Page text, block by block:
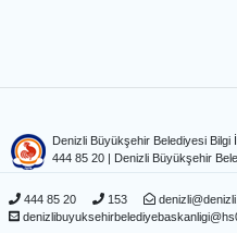
Denizli Büyükşehir Belediyesi Bilgi
444 85 20 | Denizli Büyükşehir
444 85 20 153